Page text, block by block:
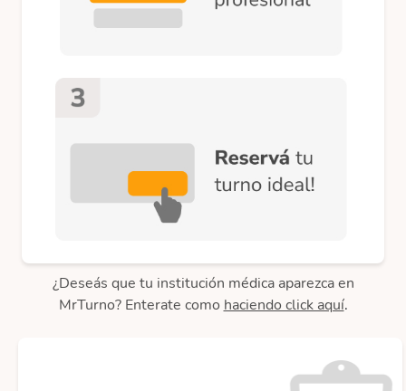
¿Deseás que tu institución médica aparezca en
MrTurno? Enterate como haciendo click aquí.